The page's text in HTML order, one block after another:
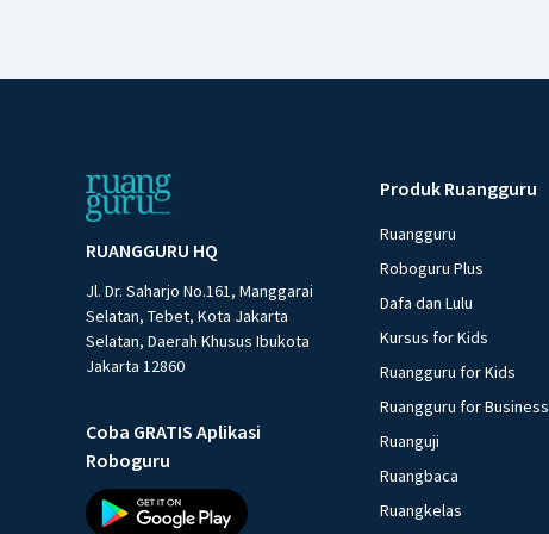
RUANGGURU HQ
Jl. Dr. Saharjo No.161, Manggarai
Selatan, Tebet, Kota Jakarta
Selatan, Daerah Khusus Ibukota
Jakarta 12860
Coba GRATIS Aplikasi
Roboguru
Produk Ruangguru
Ruangguru
Roboguru Plus
Dafa dan Lulu
Kursus for Kids
Ruangguru for Kids
Ruangguru for Business
Ruanguji
Ruangbaca
Ruangkelas